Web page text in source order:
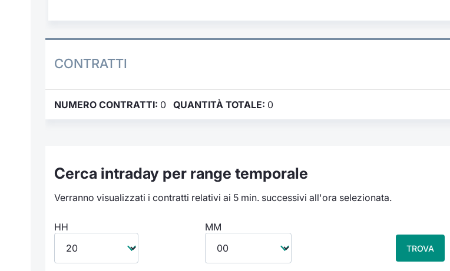
CONTRATTI
NUMERO CONTRATTI: 0 QUANTITÀ TOTALE: 0
Cerca intraday per range temporale
Verranno visualizzati i contratti relativi ai 5 min. successivi all'ora selezionata.
HH MM
TROVA